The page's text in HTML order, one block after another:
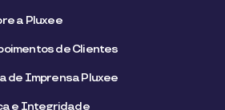
a Pluxee
de Clientes
de Imprensa Pluxee
e Integridade